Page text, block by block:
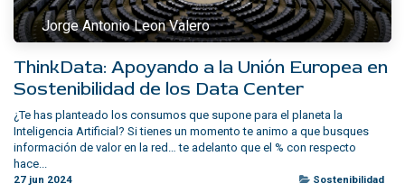
Jorge Antonio Leon Valero
ThinkData: Apoyando a la Unión Europea en
Sostenibilidad de los Data Center
¿Te has planteado los consumos que supone para el planeta la
Inteligencia Artificial? Si tienes un momento te animo a que busques
información de valor en la red… te adelanto que el % con respecto
hace...
27 jun 2024 Sostenibilidad